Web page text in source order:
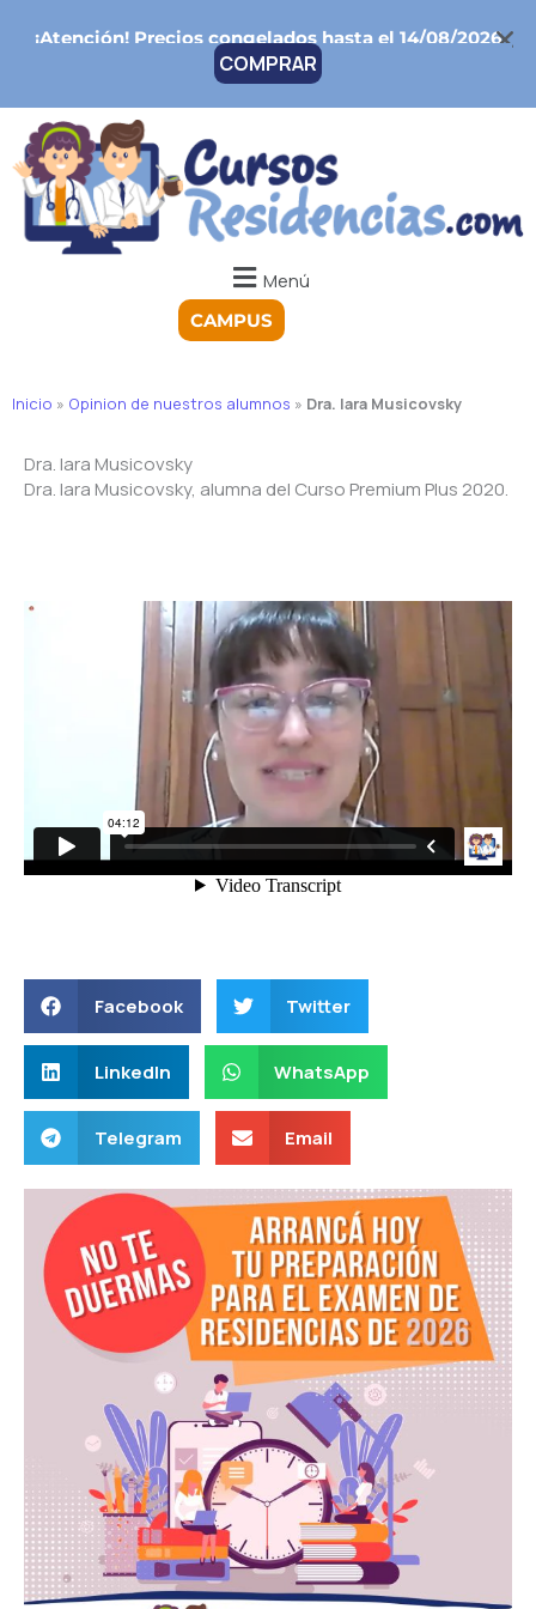
¡Atención!Precios congelados hasta el 14/08/2026
COMPRAR
Menú
CAMPUS
Inicio » Opinion de nuestros alumnos » Dra. Iara Musicovsky
Dra. Iara Musicovsky
Dra. Iara Musicovsky, alumna del Curso Premium Plus 2020.
Facebook Twitter
LinkedIn WhatsApp
Telegram Email